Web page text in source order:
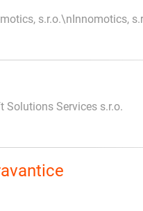
s.r.o.\nInnomotics,
Solutions Services s.r.o.